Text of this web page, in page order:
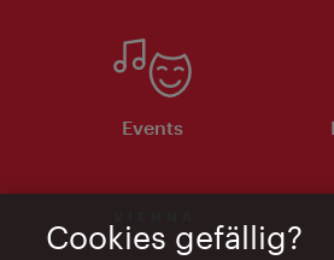
Events
Cookies gefällig?